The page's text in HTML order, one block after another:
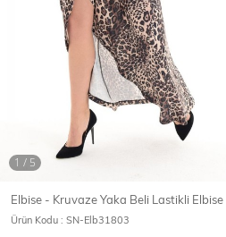
Ceket Mont & Kaban
T-Shirt
Elbise - Kruvaze Yaka Beli Lastikli Elbise
Ürün Kodu : SN-Elb31803